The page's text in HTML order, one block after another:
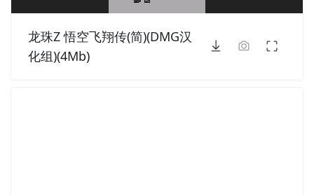
龙珠Z 悟空飞翔传(简)(DMG汉
化组)(4Mb)